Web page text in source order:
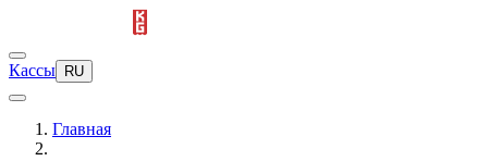
Кассы RU
Главная